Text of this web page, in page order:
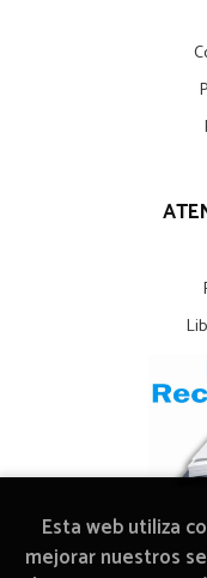
Esta web utiliza
mejorar nuestros